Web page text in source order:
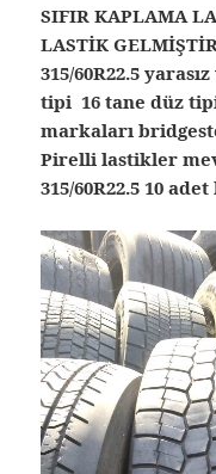
SIFIR KAPLAMA
LASTİK
315/60R22.5
tipi 16 tane düz
markaları
Pirelli lastikler
315/60R22.5 10